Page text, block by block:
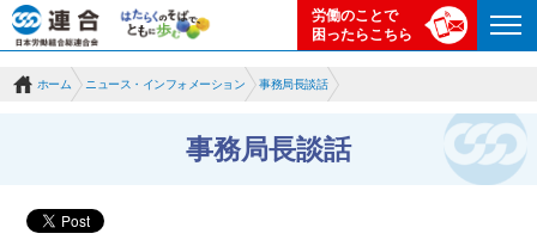
労働のことで
困ったらこちら
ホーム ニュース・インフォメーション 事務局長談話
事務局長談話